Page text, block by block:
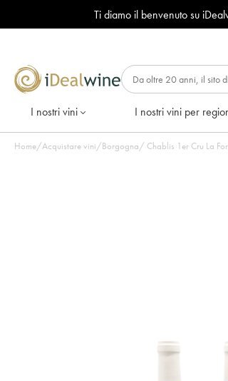
Ti diamo il benvenuto su
I nostri vini I nostri vini per
Home/Acquistare vini/Borgogna/ Chablis 1er Cru La